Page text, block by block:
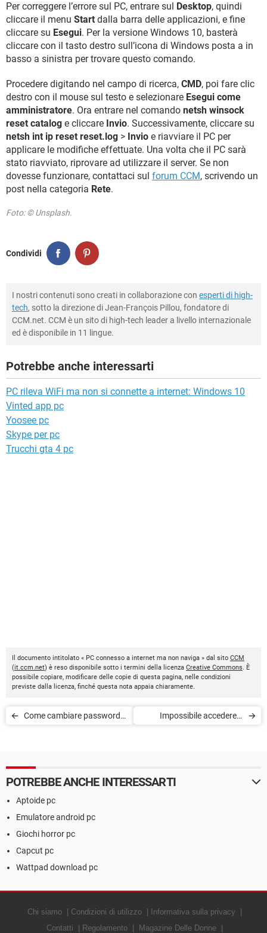
Per correggere l’errore sul PC, entrare sul Desktop, quindi
cliccare il menu Start dalla barra delle applicazioni, e fine
cliccare su Esegui. Per la versione Windows 10, basterà
cliccare con il tasto destro sull’icona di Windows posta a in
basso a sinistra per trovare questo comando.
Procedere digitando nel campo di ricerca, CMD, poi fare clic
destro con il mouse sul testo e selezionare Esegui come
amministratore. Ora entrare nel comando netsh winsock
reset catalog e cliccare Invio. Successivamente, cliccare su
netsh int ip reset reset.log > Invio e riavviare il PC per
applicare le modifiche effettuate. Una volta che il PC sarà
stato riavviato, riprovare ad utilizzare il server. Se non
dovesse funzionare, contattaci sul forum CCM, scrivendo un
post nella categoria Rete.
Foto: © Unsplash.
Condividi
I nostri contenuti sono creati in collaborazione con esperti di high-
tech, sotto la direzione di Jean-François Pillou, fondatore di
CCM.net. CCM è un sito di high-tech leader a livello internazionale
ed è disponibile in 11 lingue.
Potrebbe anche interessarti
PC rileva WiFi ma non si connette a internet: Windows 10
Vinted app pc
Yoosee pc
Skype per pc
Trucchi gta 4 pc
Il documento intitolato « PC connesso a internet ma non naviga » dal sito CCM
(it.ccm.net) è reso disponibile sotto i termini della licenza Creative Commons. È
possibile copiare, modificare delle copie di questa pagina, nelle condizioni
previste dalla licenza, finché questa nota appaia chiaramente.
Come cambiare password
Impossibile accedere a
POTREBBE ANCHE INTERESSARTI
Aptoide pc
Emulatore android pc
Giochi horror pc
Capcut pc
Wattpad download pc
Chi siamo Condizioni di utilizzo
Informativa sulla privacy
Contatti
Regolamento Magazine Delle Donne